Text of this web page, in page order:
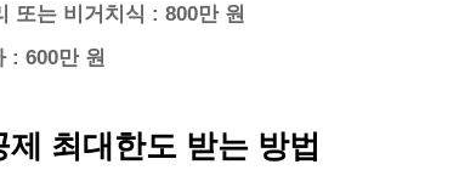
또는 비거치식 : 800만 원
: 600만 원
최대한도 받는 방법